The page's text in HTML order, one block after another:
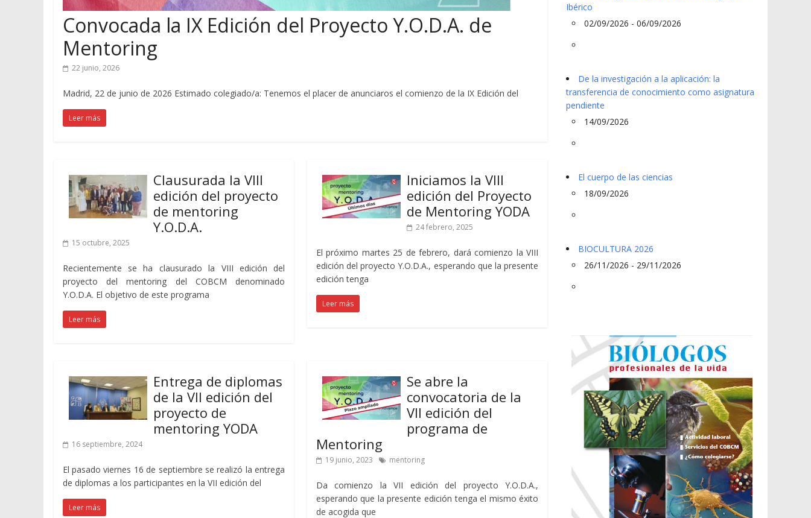
Convocada la IX Edición del Proyecto Y.O.D.A. de
Mentoring
22 junio, 2026
Madrid, 22 de junio de 2026 Estimado colegiado/a: Tenemos el placer de anunciaros el comienzo de la IX Edición del
Leer más
Clausurada la VIII
edición del proyecto
de mentoring
Y.O.D.A.
15 octubre, 2025
Recientemente se ha clausurado la VIII edición del
proyecto del mentoring del COBCM denominado
Y.O.D.A. El objetivo de este programa
Leer más
Iniciamos la VIII
edición del Proyecto
de Mentoring YODA
24 febrero, 2025
El próximo martes 25 de febrero, dará comienzo la VIII
edición del proyecto Y.O.D.A., esperando que la presente
edición tenga
Leer más
Entrega de diplomas
de la VII edición del
proyecto de
mentoring YODA
16 septiembre, 2024
El pasado viernes 16 de septiembre se realizó la entrega
de diplomas a los participantes en la VII edición del
Leer más
Se abre la
convocatoria de la
VII edición del
programa de
Mentoring
19 junio, 2023 mentoring
Da comienzo la VII edición del proyecto Y.O.D.A.,
esperando que la presente edición tenga el mismo éxito
de acogida que
Ibérico
02/09/2026 - 06/09/2026
De la investigación a la aplicación: la
transferencia de conocimiento como asignatura
pendiente
14/09/2026
El cuerpo de las ciencias
18/09/2026
BIOCULTURA 2026
26/11/2026 - 29/11/2026